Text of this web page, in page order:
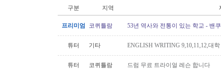
구분 지역
프리미엄 코퀴틀람 53년 역사와 전통이 있는 학교 - 밴
튜터 기타 ENGLISH WRITING 9,10,11,12,대
튜터 코퀴틀람 드럼 무료 트라이얼 레슨 합니다